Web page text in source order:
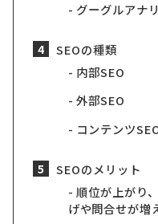
グーグルアナ
SEOの種類
内部SEO
外部SEO
コンテンツ
SEOのメリット
順位が上がり
げや問合せが増